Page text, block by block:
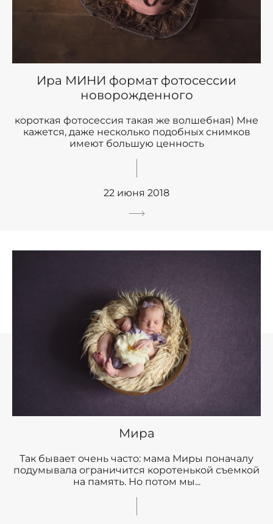
Ира МИНИ формат фотосессии
новорожденного
короткая фотосессия такая же волшебная) Мне
кажется, даже несколько подобных снимков
имеют большую ценность
22 июня 2018
Мира
Так бывает очень часто: мама Миры поначалу
подумывала ограничится коротенькой съемкой
на память. Но потом мы...